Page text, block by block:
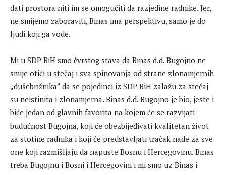
dati prostora niti im se omogućiti da razjedine radnike. Jer,
ne smijemo zaboraviti, Binas ima perspektivu, samo je do
ljudi koji ga vode.
Mi u SDP BiH smo čvrstog stava da Binas d.d. Bugojno ne
smije otići u stečaj i sva spinovanja od strane zlonamjernih
„dušebrižnika“ da se pojedinci iz SDP BiH zalažu za stečaj
su neistinita i zlonamjerna. Binas d.d. Bugojno je bio, jeste i
biće jedan od glavnih favorita na kojem će se razvijati
budućnost Bugojna, koji će obezbijeđivati kvalitetan život
za stotine radnika i koji će predstavljati tračak nade za sve
one koji razmišljaju da napuste Bosnu i Hercegovinu. Binas
treba Bugojnu i Bosni i Hercegovini i mi smo uz Binas i